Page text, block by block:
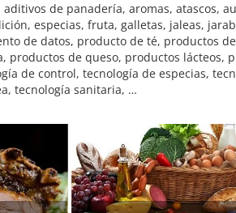
aditivos de panadería, aromas, atascos,
especias, fruta, galletas, jaleas,
de datos, producto de té, productos
productos de queso, productos lácteos,
de control, tecnología de especias,
tecnología sanitaria, …